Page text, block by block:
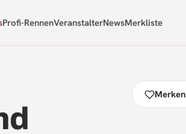
Profi-RennenVeranstalterNewsMerkliste
Merken